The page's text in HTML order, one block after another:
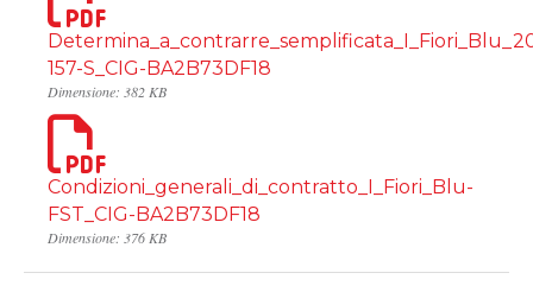
157-S_CIG-BA2B73DF18
Dimensione: 382 KB
Condizioni_generali_di_contratto_I_Fiori_Blu-
FST_CIG-BA2B73DF18
Dimensione: 376 KB